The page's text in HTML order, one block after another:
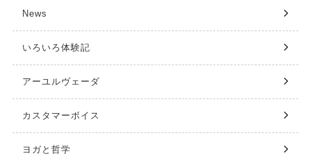
News
いろいろ体験記
アーユルヴェーダ
カスタマーボイス
ヨガと哲学